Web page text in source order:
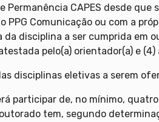
Permanência CAPES desde
PPG Comunicação ou com a
da disciplina a ser cumprida em
pelo(a) orientador(a) e
disciplinas eletivas a serem
participar de, no mínimo,
tem, segundo